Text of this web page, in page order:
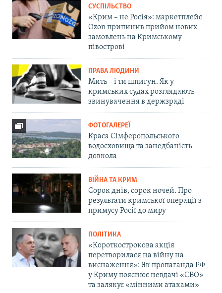
СУСПІЛЬСТВО
«Крим – не Росія»: маркетплейс
Ozon припинив прийом нових
замовлень на Кримському
півострові
ПРАВА ЛЮДИНИ
Мить – і ти шпигун. Як у
кримських судах розглядають
звинувачення в держзраді
ФОТОГАЛЕРЕЇ
Краса Сімферопольського
водосховища та занедбаність
довкола
ВІЙНА ТА КРИМ
Сорок днів, сорок ночей. Про
результати кримської операції з
примусу Росії до миру
ПОЛІТИКА
«Короткострокова акція
перетворилася на війну на
виснаження»: Як пропаганда РФ
у Криму пояснює невдачі «СВО»
та залякує «мінними атаками»